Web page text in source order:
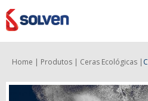
Home | Produtos | Ceras Ecológicas |